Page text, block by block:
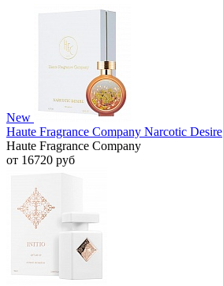
New
Haute Fragrance Company Narcotic Desire
Haute Fragrance Company
от 16720 руб